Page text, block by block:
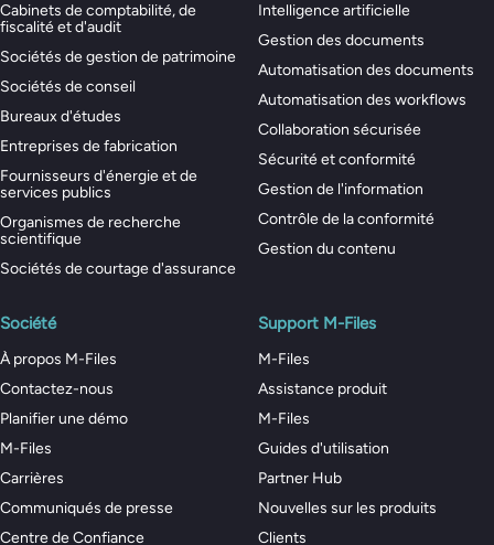
Cabinets de comptabilité, de
fiscalité et d'audit
Sociétés de gestion de patrimoine
Sociétés de conseil
Bureaux d'études
Entreprises de fabrication
Fournisseurs d'énergie et de
services publics
Organismes de recherche
scientifique
Sociétés de courtage d'assurance
Intelligence artificielle
Gestion des documents
Automatisation des documents
Automatisation des workflows
Collaboration sécurisée
Sécurité et conformité
Gestion de l'information
Contrôle de la conformité
Gestion du contenu
Société
À propos M-Files
Contactez-nous
Planifier une démo
M-Files
Carrières
Communiqués de presse
Centre de Confiance
Support M-Files
M-Files
Assistance produit
M-Files
Guides d'utilisation
Partner Hub
Nouvelles sur les produits
Clients